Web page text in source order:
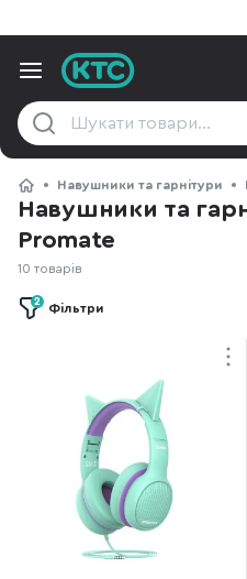
Навушники та гарнітури
Навушники та
Promate
10 товарів
Фільтри
2